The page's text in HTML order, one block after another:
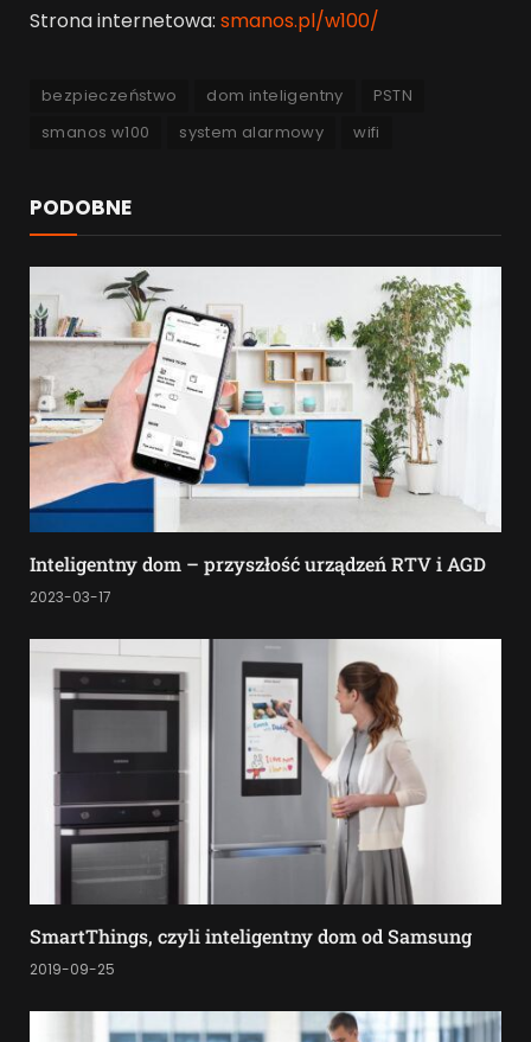
Strona internetowa: smanos.pl/w100/
bezpieczeństwo dom inteligentny
PSTN
smanos w100
system alarmowy wifi
PODOBNE
Inteligentny dom – przyszłość urządzeń RTV i AGD
2023-03-17
SmartThings, czyli inteligentny dom od Samsung
2019-09-25